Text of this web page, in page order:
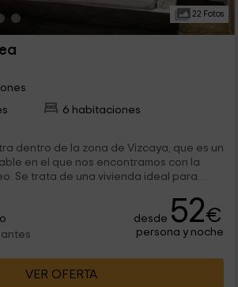
22 Fotos
6 habitaciones
dentro de la zona de Vizcaya, que es un
en el que nos encontramos con la
para
desde 52€
persona y noche
VER OFERTA